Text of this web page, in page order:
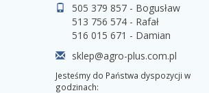
505 379 857 - Bogusław
513 756 574 - Rafał
516 015 671 - Damian
sklep@agro-plus.com.pl
Jesteśmy do Państwa dyspozycji w
godzinach: